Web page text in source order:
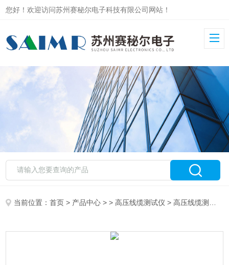
您好！欢迎访问苏州赛秘尔电子科技有限公司网站！
当前位置：首页 > 产品中心 > >高压线缆测试仪 > 高压线缆测试系统_苏州赛秘尔电子科技有限公司